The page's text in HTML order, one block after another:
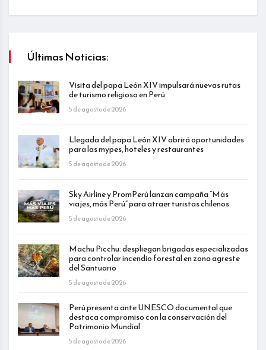
Últimas Noticias:
Visita del papa León XIV impulsará nuevas rutas
de turismo religioso en Perú
5 de agosto de 2026
Llegada del papa León XIV abrirá oportunidades
para las mypes, hoteles y restaurantes
5 de agosto de 2026
Sky Airline y PromPerú lanzan campaña “Más
viajes, más Perú” para atraer turistas chilenos
5 de agosto de 2026
Machu Picchu: despliegan brigadas especializadas
para controlar incendio forestal en zona agreste
del Santuario
5 de agosto de 2026
Perú presenta ante UNESCO documental que
destaca compromiso con la conservación del
Patrimonio Mundial
5 de agosto de 2026